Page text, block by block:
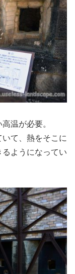
温が必要。
て、熱をそこに
ようになってい